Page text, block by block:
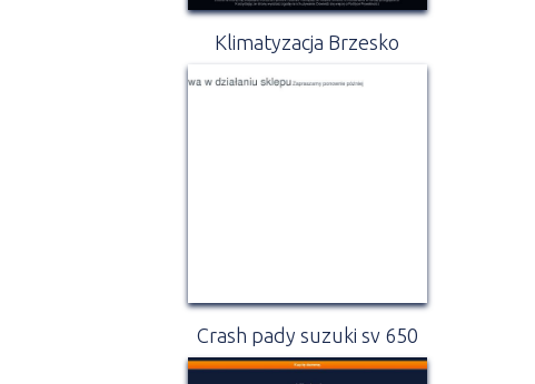
Klimatyzacja Brzesko
Crash pady suzuki sv 650